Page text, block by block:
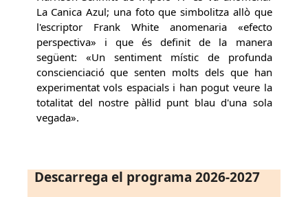
La Canica Azul; una foto que simbolitza allò que
l'escriptor Frank White anomenaria «efecto
perspectiva» i que és definit de la manera
següent: «Un sentiment místic de profunda
conscienciació que senten molts dels que han
experimentat vols espacials i han pogut veure la
totalitat del nostre pàl·lid punt blau d'una sola
vegada».
Descarrega el programa 2026-2027